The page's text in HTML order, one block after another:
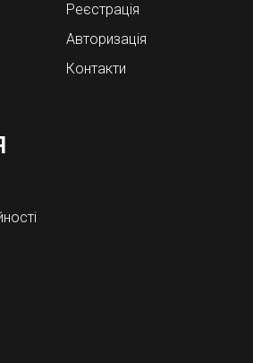
Реєстрація
Авторизація
Контакти